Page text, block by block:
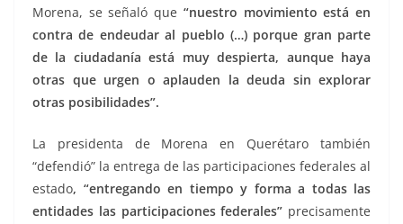
Morena, se señaló que “nuestro movimiento está en
contra de endeudar al pueblo (…) porque gran parte
de la ciudadanía está muy despierta, aunque haya
otras que urgen o aplauden la deuda sin explorar
otras posibilidades”.
La presidenta de Morena en Querétaro también
“defendió” la entrega de las participaciones federales al
estado, “entregando en tiempo y forma a todas las
entidades las participaciones federales” precisamente